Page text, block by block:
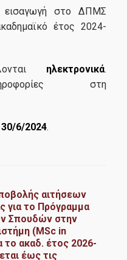
Σπουδών
Επιτροπή
εισαγωγή στο ΔΠΜΣ
έτος 2024-
ηλεκτρονικά.
στη
30/6/2024.
αιτήσεων
για το Πρόγραμμα
Σπουδών στην
(MSc in
το ακαδ. έτος 2026-
έως τις